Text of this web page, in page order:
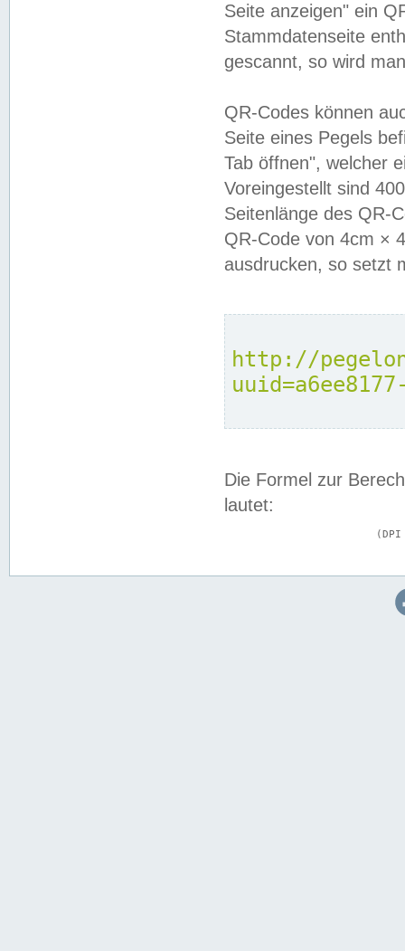
Seite anzeigen" ein
Stammdatenseite
gescannt, so wird
QR-Codes können
Seite eines Pegels
Tab öffnen", welcher
Voreingestellt sind
Seitenlänge des QR-
QR-Code von 4cm ×
ausdrucken, so setzt
http://
Die Formel zur
lautet: